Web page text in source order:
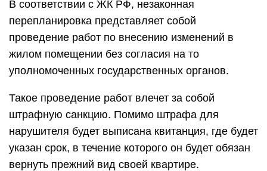
В соответствии с ЖК РФ, незаконная
перепланировка представляет собой
проведение работ по внесению изменений в
жилом помещении без согласия на то
уполномоченных государственных органов.
Такое проведение работ влечет за собой
штрафную санкцию. Помимо штрафа для
нарушителя будет выписана квитанция, где будет
указан срок, в течение которого он будет обязан
вернуть прежний вид своей квартире.